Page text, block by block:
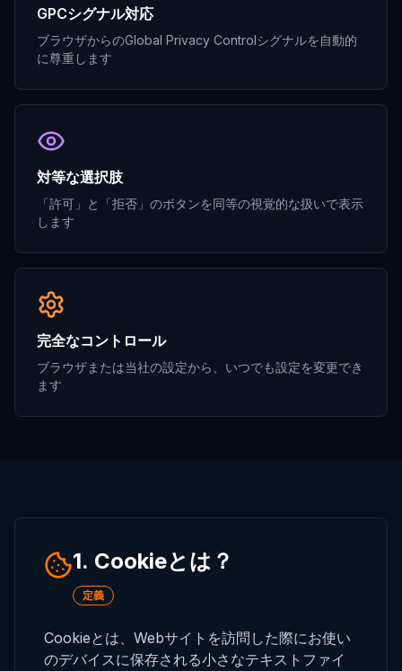
GPCシグナル対応
ブラウザからのGlobal Privacy Controlシグナルを自動的
に尊重します
対等な選択肢
「許可」と「拒否」のボタンを同等の視覚的な扱いで表示
します
完全なコントロール
ブラウザまたは当社の設定から、いつでも設定を変更でき
ます
1. Cookieとは？
定義
Cookieとは、Webサイトを訪問した際にお使い
のデバイスに保存される小さなテキストファイ